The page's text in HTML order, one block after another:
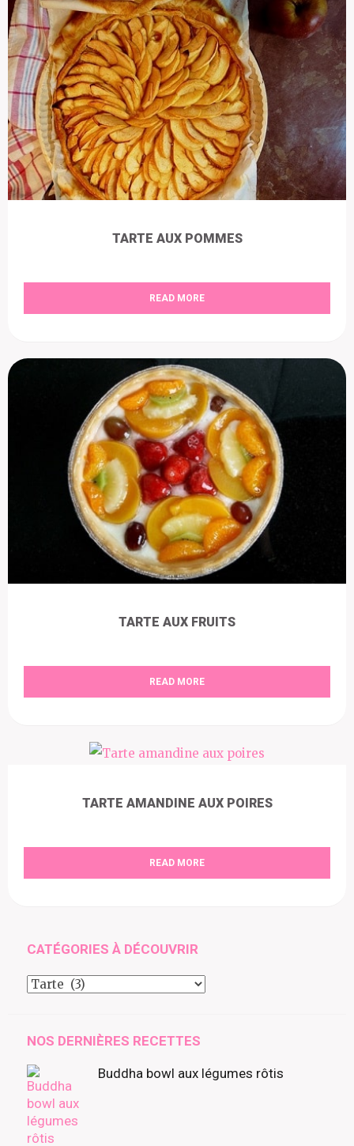
TARTE AUX POMMES
READ MORE
TARTE AUX FRUITS
READ MORE
TARTE AMANDINE AUX POIRES
READ MORE
CATÉGORIES À DÉCOUVRIR
Catégories
NOS DERNIÈRES RECETTES
Buddha bowl aux légumes rôtis